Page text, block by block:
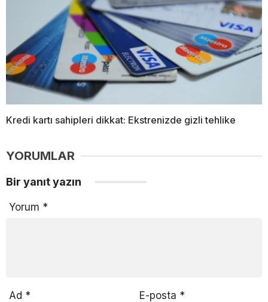
Kredi kartı sahipleri dikkat: Ekstrenizde gizli tehlike
YORUMLAR
Bir yanıt yazın
Yorum *
Ad * E-posta *